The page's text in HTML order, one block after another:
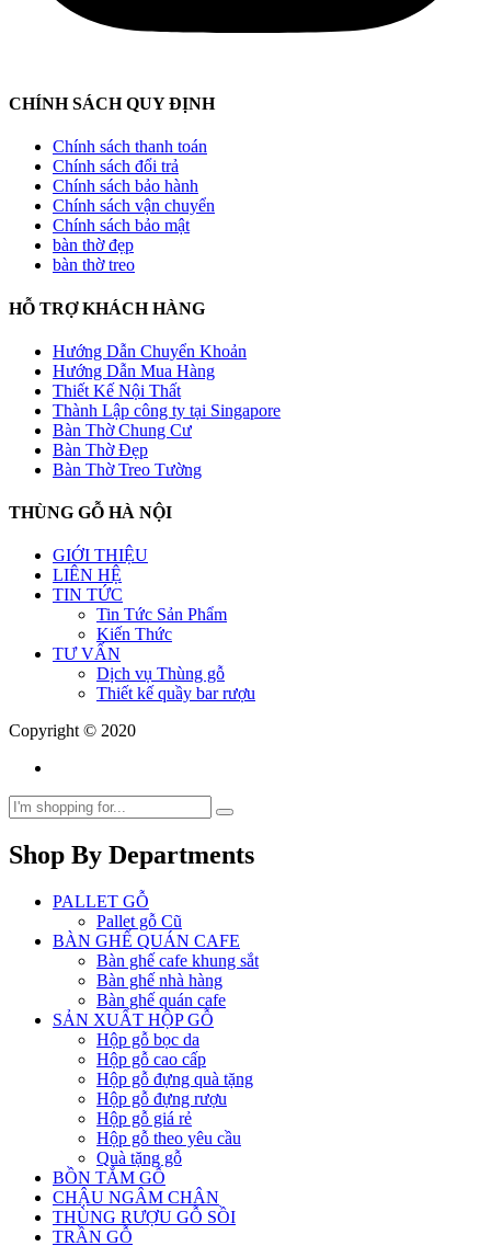
CHÍNH SÁCH QUY ĐỊNH
Chính sách thanh toán
Chính sách đổi trả
Chính sách bảo hành
Chính sách vận chuyển
Chính sách bảo mật
bàn thờ đẹp
bàn thờ treo
HỖ TRỢ KHÁCH HÀNG
Hướng Dẫn Chuyển Khoản
Hướng Dẫn Mua Hàng
Thiết Kế Nội Thất
Thành Lập công ty tại Singapore
Bàn Thờ Chung Cư
Bàn Thờ Đẹp
Bàn Thờ Treo Tường
THÙNG GỖ HÀ NỘI
GIỚI THIỆU
LIÊN HỆ
TIN TỨC
Tin Tức Sản Phẩm
Kiến Thức
TƯ VẤN
Dịch vụ Thùng gỗ
Thiết kế quầy bar rượu
Copyright © 2020
Shop By Departments
PALLET GỖ
Pallet gỗ Cũ
BÀN GHẾ QUÁN CAFE
Bàn ghế cafe khung sắt
Bàn ghế nhà hàng
Bàn ghế quán cafe
SẢN XUẤT HỘP GỖ
Hộp gỗ bọc da
Hộp gỗ cao cấp
Hộp gỗ đựng quà tặng
Hộp gỗ đựng rượu
Hộp gỗ giá rẻ
Hộp gỗ theo yêu cầu
Quà tặng gỗ
BỒN TẮM GỖ
CHẬU NGÂM CHÂN
THÙNG RƯỢU GỖ SỒI
TRẦN GỖ